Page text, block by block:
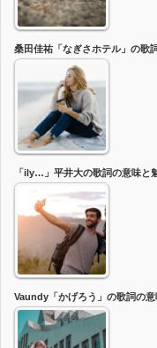
桑田佳祐「なぎさホテル」の歌
「ily…」平井大の歌詞の意味と
Vaundy「かげろう」の歌詞の